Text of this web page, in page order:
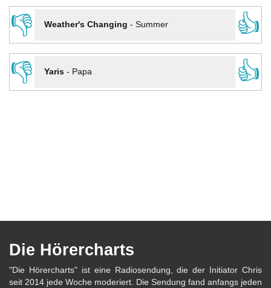
👎
Weather's Changing - Summer
👍
👎
Yaris- Papa 👍
Die Hörercharts
"Die Hörercharts" ist eine Radiosendung, die der Initiator Chris
seit 2014 jede Woche moderiert. Die Sendung fand anfangs jeden